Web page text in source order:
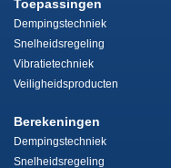
Toepassingen
Dempingstechniek
Snelheidsregeling
Vibratietechniek
Veiligheidsproducten
Berekeningen
Dempingstechniek
Snelheidsregeling